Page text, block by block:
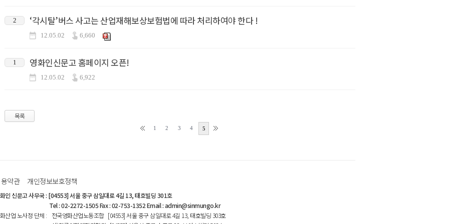
2 ‘각시탈’버스 사고는 산업재해보상보험법에 따라 처리하여야 한다 !
12.05.02 6,660
1 영화인신문고 홈페이지 오픈!
12.05.02 6,922
목록
1 2 3 4 5
약관 개인정보보호정책
인 신문고 사무국: [04553] 서울 중구 삼일대로 4길 13, 태호빌딩 301호
Tel : 02-2272-1505 Fax : 02-753-1352 Email : admin@sinmungo.kr
산업 노사정 단체 :
전국영화산업노동조합 [04553] 서울 중구 삼일대로 4길 13, 태호빌딩 303호